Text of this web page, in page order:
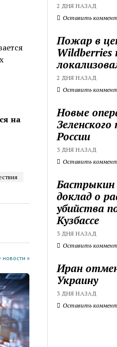
на
»
2 ДНЯ НАЗАД
Оставить
Пожар в
Wildberries
2 ДНЯ НАЗАД
Оставить
Новые
России
3 ДНЯ НАЗАД
Оставить
Бастрыкин
доклад о
убийства
Кузбассе
3 ДНЯ НАЗАД
Оставить
Иран
Украину
3 ДНЯ НАЗАД
Оставить